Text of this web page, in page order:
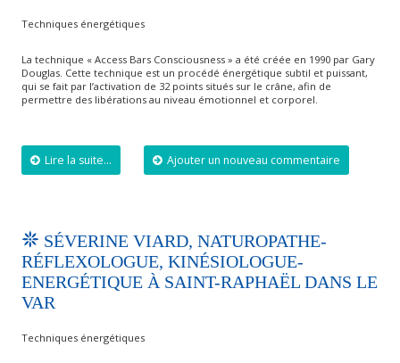
Techniques énergétiques
La technique « Access Bars Consciousness » a été créée en 1990 par Gary
Douglas. Cette technique est un procédé énergétique subtil et puissant,
qui se fait par l’activation de 32 points situés sur le crâne, afin de
permettre des libérations au niveau émotionnel et corporel.
Lire la suite... Ajouter un nouveau commentaire
SÉVERINE VIARD, NATUROPATHE-
RÉFLEXOLOGUE, KINÉSIOLOGUE-
ENERGÉTIQUE À SAINT-RAPHAËL DANS LE
VAR
Techniques énergétiques